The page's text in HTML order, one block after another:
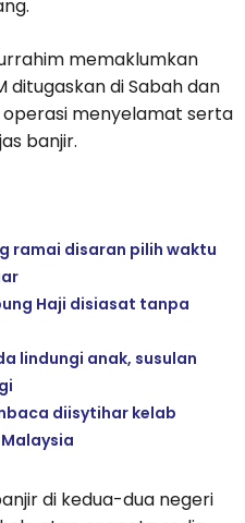
memaklumkan
ditugaskan di Sabah dan
menyelamat serta
banjir.
ramai disaran pilih waktu
Haji disiasat tanpa
lindungi anak, susulan
diisytihar kelab
di kedua-dua negeri